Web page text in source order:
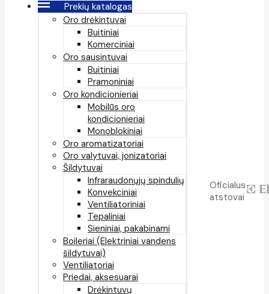
Prekių katalogas
Oro drėkintuvai
Buitiniai
Komerciniai
Oro sausintuvai
Buitiniai
Pramoniniai
Oro kondicionieriai
Mobilūs oro
kondicionieriai
Monoblokiniai
Oro aromatizatoriai
Oro valytuvai, jonizatoriai
Šildytuvai
Infraraudonųjų spindulių
Konvekciniai
Ventiliatoriniai
Tepaliniai
Sieniniai, pakabinami
Boileriai (Elektriniai vandens
šildytuvai)
Ventiliatoriai
Priedai, aksesuarai
Drėkintuvų
Oficialus
atstovai